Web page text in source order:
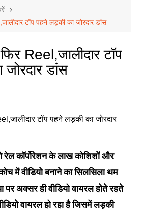
टॉप पहने लड़की का जोरदार डांस
Reel,जालीदार टॉप
डांस
रेल कॉर्पोरेशन के लाख कोशिशों और
में वीडियो बनाने का सिलसिला थम
पर अक्‍सर ही वीडियो वायरल होते रहते
वायरल हो रहा है जिसमें लड़की